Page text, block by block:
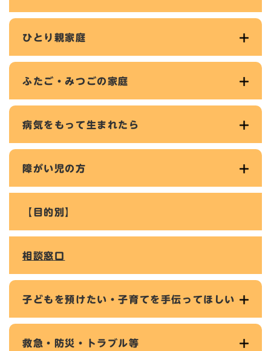
ひとり親家庭
ふたご・みつごの家庭
病気をもって生まれたら
障がい児の方
【目的別】
相談窓口
子どもを預けたい・子育てを手伝ってほしい
救急・防災・トラブル等